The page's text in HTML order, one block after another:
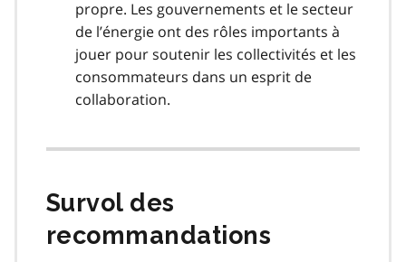
propre. Les gouvernements et le secteur
de l’énergie ont des rôles importants à
jouer pour soutenir les collectivités et les
consommateurs dans un esprit de
collaboration.
Survol des
recommandations